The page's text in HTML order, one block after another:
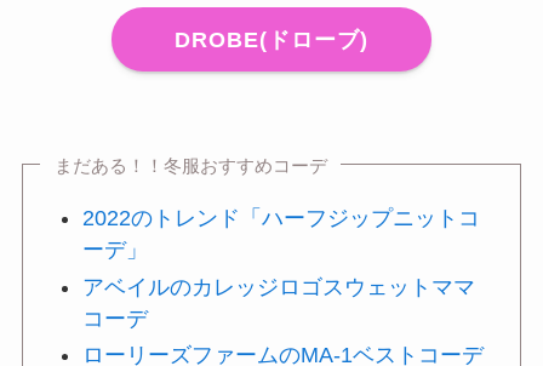
DROBE(ドローブ)
まだある！！冬服おすすめコーデ
2022のトレンド「ハーフジップニットコ
ーデ」
アベイルのカレッジロゴスウェットママ
コーデ
ローリーズファームのMA-1ベストコーデ